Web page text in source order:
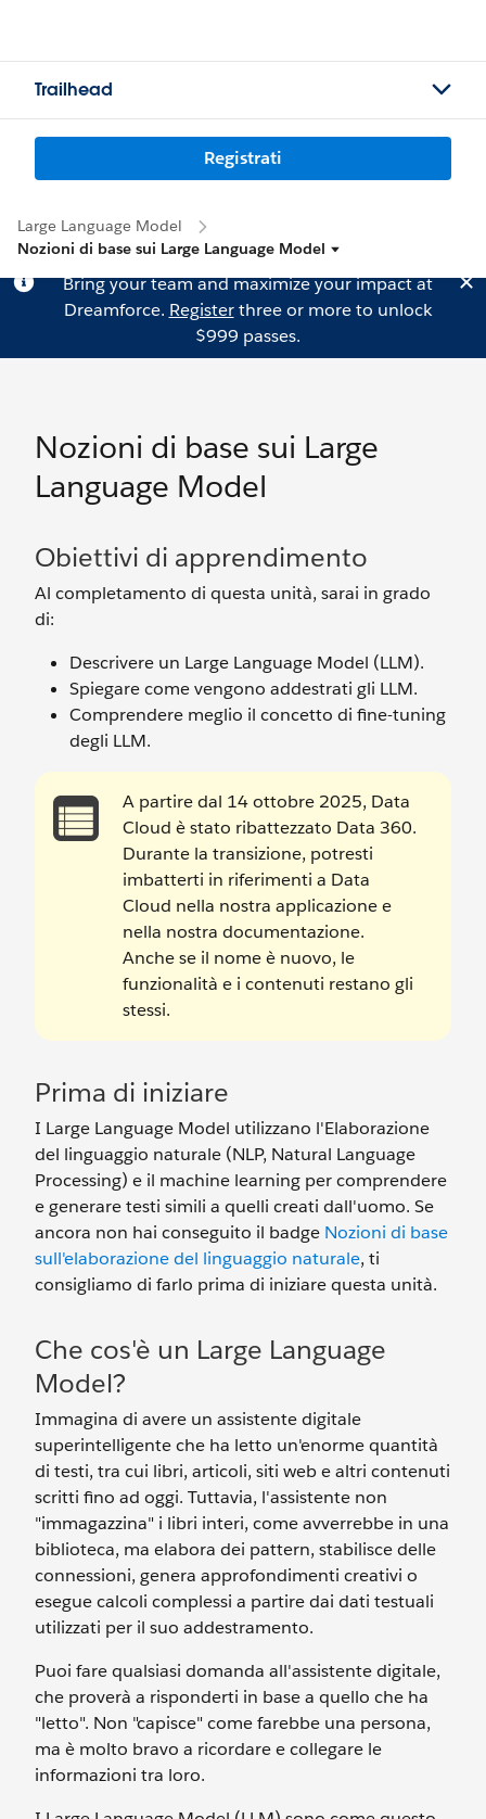
Trailhead
Registrati
Large Language Model
Nozioni di base sui Large Language Model
Bring your team and maximize your impact at
Dreamforce. Registerthree or more to unlock
$999 passes.
Nozioni di base sui Large
Language Model
Obiettivi di apprendimento
Al completamento di questa unità, sarai in grado
di:
Descrivere un Large Language Model (LLM).
Spiegare come vengono addestrati gli LLM.
Comprendere meglio il concetto di fine-tuning
degli LLM.
A partire dal 14 ottobre 2025, Data
Cloud è stato ribattezzato Data 360.
Durante la transizione, potresti
imbatterti in riferimenti a Data
Cloud nella nostra applicazione e
nella nostra documentazione.
Anche se il nome è nuovo, le
funzionalità e i contenuti restano gli
stessi.
Prima di iniziare
I Large Language Model utilizzano l'Elaborazione
del linguaggio naturale (NLP, Natural Language
Processing) e il machine learning per comprendere
e generare testi simili a quelli creati dall'uomo. Se
ancora non hai conseguito il badge Nozioni di base
sull'elaborazione del linguaggio naturale, ti
consigliamo di farlo prima di iniziare questa unità.
Che cos'è un Large Language
Model?
Immagina di avere un assistente digitale
superintelligente che ha letto un'enorme quantità
di testi, tra cui libri, articoli, siti web e altri contenuti
scritti fino ad oggi. Tuttavia, l'assistente non
"immagazzina" i libri interi, come avverrebbe in una
biblioteca, ma elabora dei pattern, stabilisce delle
connessioni, genera approfondimenti creativi o
esegue calcoli complessi a partire dai dati testuali
utilizzati per il suo addestramento.
Puoi fare qualsiasi domanda all'assistente digitale,
che proverà a risponderti in base a quello che ha
"letto". Non "capisce" come farebbe una persona,
ma è molto bravo a ricordare e collegare le
informazioni tra loro.